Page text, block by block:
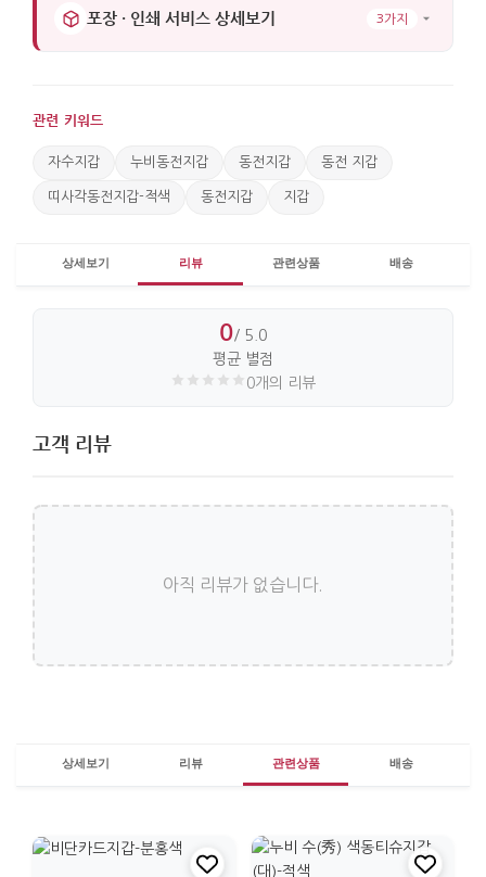
포장 · 인쇄 서비스 상세보기 3가지
관련 키워드
자수지갑 누비동전지갑 동전지갑 동전 지갑
띠사각동전지갑-적색 동전지갑 지갑
상세보기 리뷰 관련상품 배송
0/ 5.0
평균 별점
0개의 리뷰
고객 리뷰
아직 리뷰가 없습니다.
상세보기 리뷰 관련상품 배송